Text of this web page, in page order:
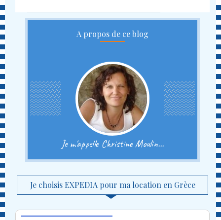
A propos de ce blog
Je m'appelle Christine Moulin...
Je choisis EXPEDIA pour ma location en Grèce